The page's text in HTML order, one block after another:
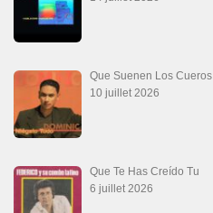
Que Suenen Los Cueros
10 juillet 2026
Que Te Has Creído Tu
6 juillet 2026